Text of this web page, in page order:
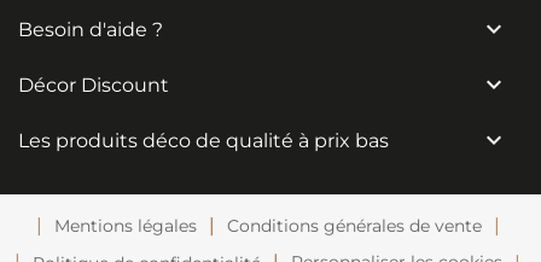
Besoin d'aide ? 
Décor Discount 
Les produits déco de qualité à prix bas 
Mentions légales
Conditions générales de vente